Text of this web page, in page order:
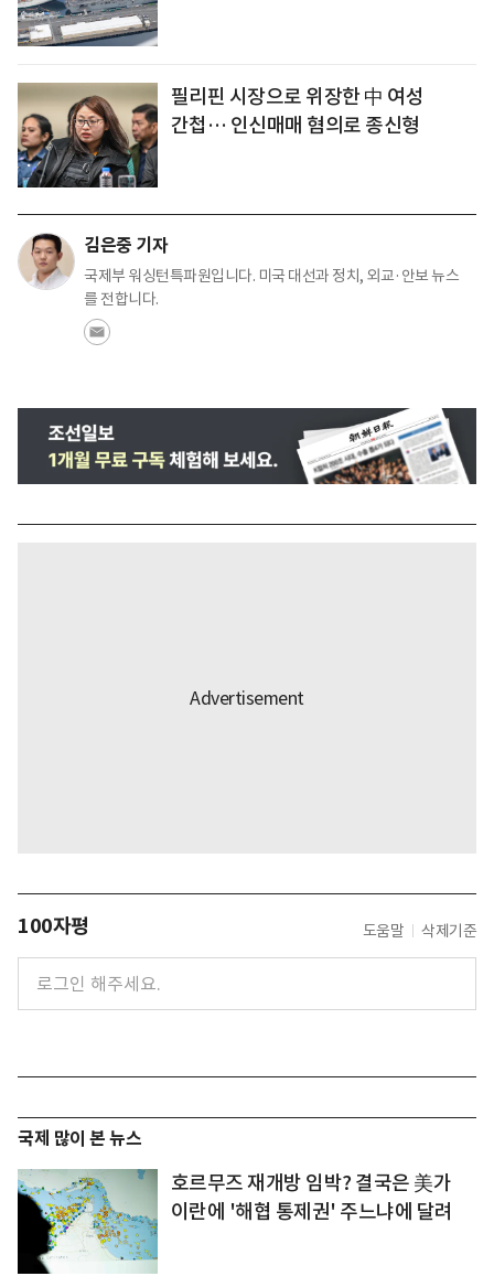
필리핀 시장으로 위장한 中 여성
간첩… 인신매매 혐의로 종신형
김은중 기자
국제부 워싱턴특파원입니다. 미국 대선과 정치, 외교·안보 뉴스
를 전합니다.
100자평 도움말 삭제기준
국제 많이 본 뉴스
호르무즈 재개방 임박? 결국은 美가
이란에 '해협 통제권' 주느냐에 달려